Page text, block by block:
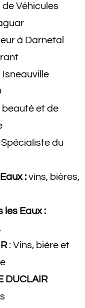
Véhicules
à Darnetal
et de
Spécialiste du
: vins, bières,
les Eaux :
: Vins, bière et
DUCLAIR